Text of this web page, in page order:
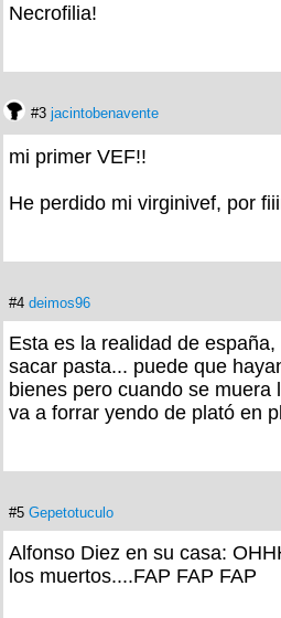
Necrofilia!
#3 jacintobenavente
mi primer VEF!!
He perdido mi virginivef, por
#4 deimos96
Esta es la realidad de
sacar pasta... puede que
bienes pero cuando se muera
va a forrar yendo de plató en
#5 Gepetotuculo
Alfonso Diez en su casa:
los muertos....FAP FAP FAP